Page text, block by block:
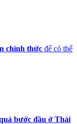
chính thức để có thể
bước đầu ở Thái